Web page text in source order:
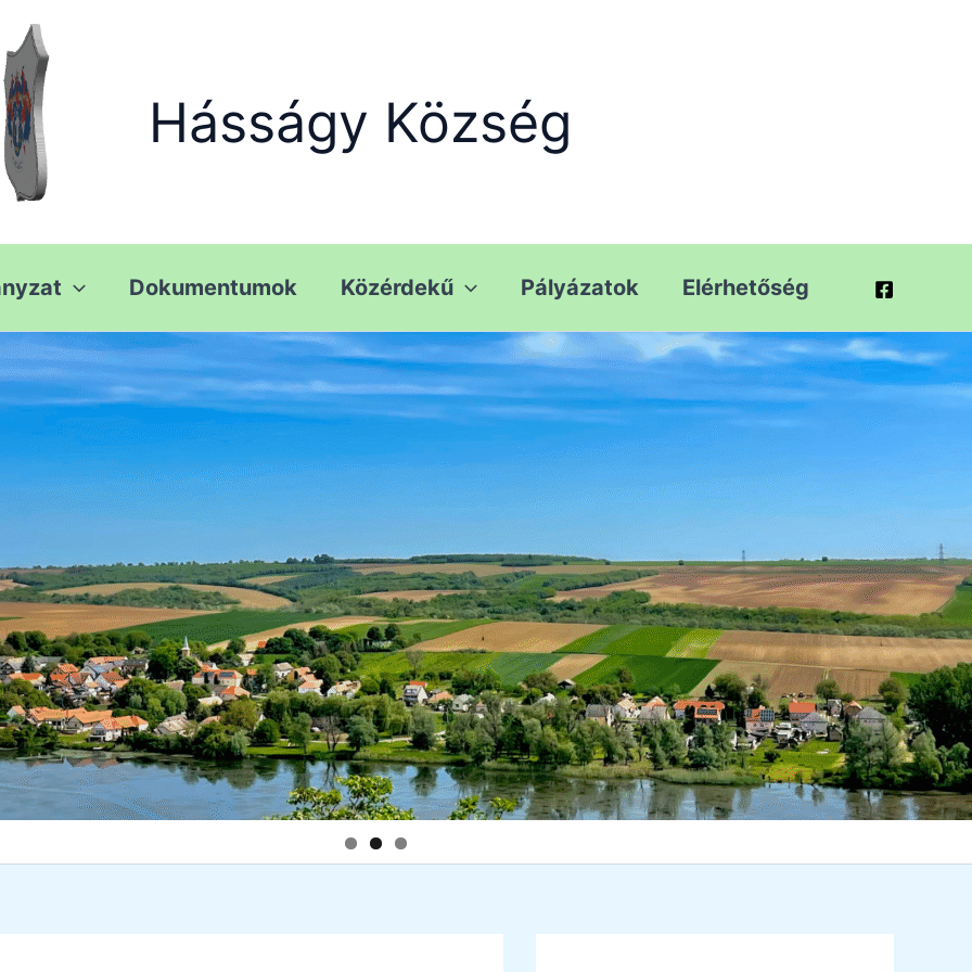
Hásságy Község
Dokumentumok Közérdekű Pályázatok Elérhetőség